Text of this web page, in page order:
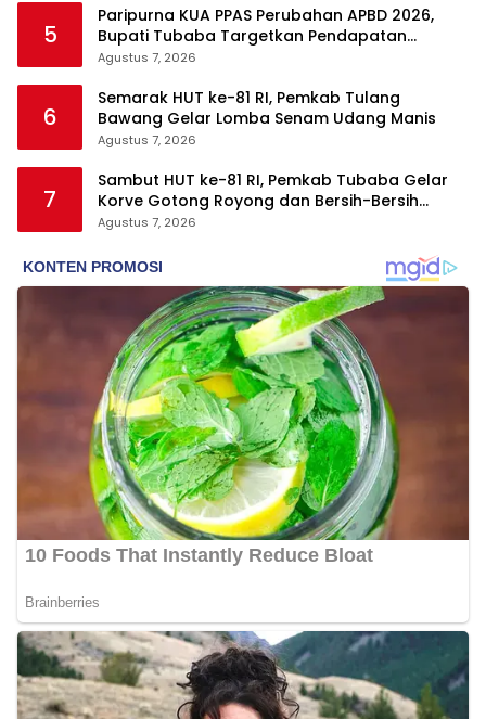
5
Paripurna KUA PPAS Perubahan APBD 2026,
Bupati Tubaba Targetkan Pendapatan
Daerah Rp820,3 Miliar
Agustus 7, 2026
6
Semarak HUT ke-81 RI, Pemkab Tulang
Bawang Gelar Lomba Senam Udang Manis
Agustus 7, 2026
7
Sambut HUT ke-81 RI, Pemkab Tubaba Gelar
Korve Gotong Royong dan Bersih-Bersih
Serentak
Agustus 7, 2026